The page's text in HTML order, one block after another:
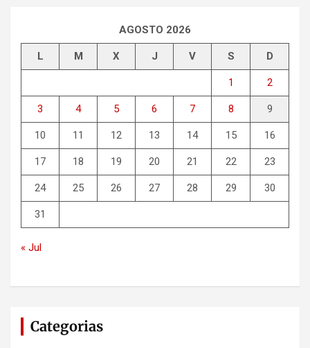
AGOSTO 2026
L M X J V S D
1 2
3 4 5 6 7 8 9
10 11 12 13 14 15 16
17 18 19 20 21 22 23
24 25 26 27 28 29 30
31
« Jul
Categorias